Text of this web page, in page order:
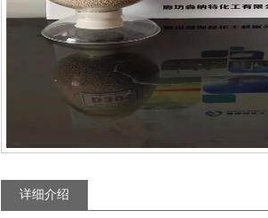
详细介绍